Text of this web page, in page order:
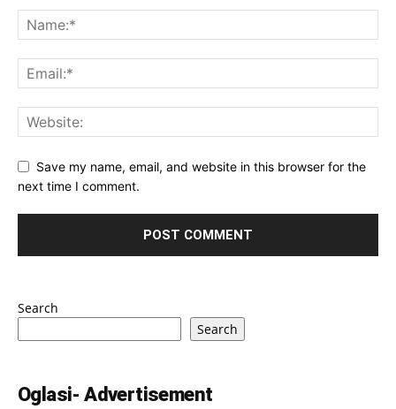
Save my name, email, and website in this browser for the
next time I comment.
Search
Search
Oglasi- Advertisement